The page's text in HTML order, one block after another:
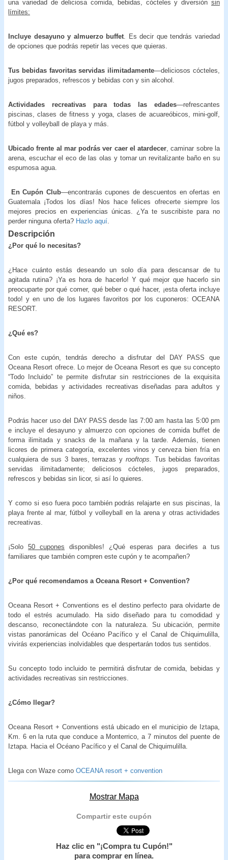
una variedad de deliciosa comida, bebidas, cócteles y diversión sin
límites:
Incluye desayuno y almuerzo buffet . Es decir que tendrás variedad
de opciones que podrás repetir las veces que quieras.
Tus bebidas favoritas servidas ilimitadamente—deliciosos cócteles,
jugos preparados, refrescos y bebidas con y sin alcohol.
Actividades recreativas para todas las edades—refrescantes
piscinas, clases de fitness y yoga, clases de acuareóbicos, mini-golf,
fútbol y volleyball de playa y más.
Ubicado frente al mar podrás ver caer el atardecer , caminar sobre la
arena, escuchar el eco de las olas y tomar un revitalizante baño en su
espumosa agua.
En Cupón Club—encontrarás cupones de descuentos en ofertas en
Guatemala ¡Todos los días! Nos hace felices ofrecerte siempre los
mejores precios en experiencias únicas. ¿Ya te suscribiste para no
perder ninguna oferta? Hazlo aquí
Descripción
¿Por qué lo necesitas?
¿Hace cuánto estás deseando un solo día para descansar de tu
agitada rutina? ¡Ya es hora de hacerlo! Y qué mejor que hacerlo sin
preocuparte por qué comer, qué beber o qué hacer, ¡esta oferta incluye
todo! y en uno de los lugares favoritos por los cuponeros: OCEANA
RESORT.
¿Qué es?
Con este cupón, tendrás derecho a disfrutar del DAY PASS que
Oceana Resort ofrece. Lo mejor de Oceana Resort es que su concepto
“Todo Incluido” te permite disfrutar sin restricciones de la exquisita
comida, bebidas y actividades recreativas diseñadas para adultos y
niños.
Podrás hacer uso del DAY PASS desde las 7:00 am hasta las 5:00 pm
e incluye el desayuno y almuerzo con opciones de comida buffet de
forma ilimitada y snacks de la mañana y la tarde. Además, tienen
licores de primera categoría, excelentes vinos y cerveza bien fría en
cualquiera de sus 3 bares, terrazas y rooftops.
Tus bebidas favoritas
servidas ilimitadamente; deliciosos cócteles, jugos preparados,
refrescos y bebidas sin licor, si así lo quieres.
Y como si eso fuera poco también podrás relajarte en sus piscinas, la
playa frente al mar, fútbol y volleyball en la arena y otras actividades
recreativas.
¡Solo 50 cupones disponibles! ¿Qué esperas para decirles a tus
familiares que también compren este cupón y te acompañen?
¿Por qué recomendamos a Oceana Resort + Convention?
Oceana Resort + Conventions es el destino perfecto para olvidarte de
todo el estrés acumulado. Ha sido diseñado para tu comodidad y
descanso, reconectándote con la naturaleza. Su ubicación, permite
vistas panorámicas del Océano Pacífico y el Canal de Chiquimulilla,
vivirás experiencias inolvidables que despertarán todos tus sentidos.
Su concepto todo incluido te permitirá disfrutar de comida, bebidas y
actividades recreativas sin restricciones.
¿Cómo llegar?
Oceana Resort + Conventions está ubicado en el municipio de Iztapa,
Km. 6 en la ruta que conduce a Monterrico, a 7 minutos del puente de
Iztapa. Hacia el Océano Pacífico y el Canal de Chiquimulilla.
Llega con Waze como OCEANA resort + convention
Mostrar Mapa
Compartir este cupón
Haz clic en "¡Compra tu Cupón!"
para comprar en línea.